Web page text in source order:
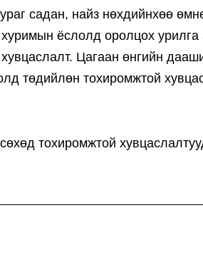
садан, найз нөхдийнхөө
ёслолд оролцох урилга
Цагаан өнгийн
төдийлөн тохиромжтой
тохиромжтой